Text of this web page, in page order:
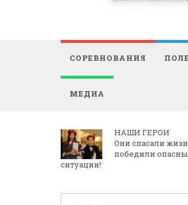
СОРЕВНОВАНИЯ
МЕДИА
НАШИ ГЕРОИ
Они спасали
победили
ситуации!